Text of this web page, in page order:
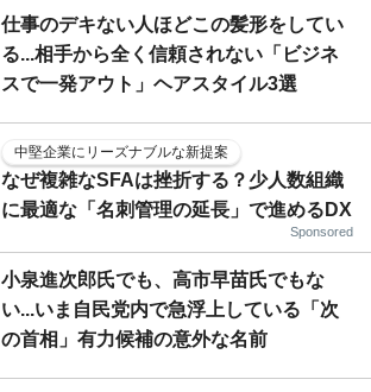
仕事のデキない人ほどこの髪形をしてい
る...相手から全く信頼されない「ビジネ
スで一発アウト」ヘアスタイル3選
中堅企業にリーズナブルな新提案
なぜ複雑なSFAは挫折する？少人数組織
に最適な「名刺管理の延長」で進めるDX
Sponsored
小泉進次郎氏でも、高市早苗氏でもな
い...いま自民党内で急浮上している「次
の首相」有力候補の意外な名前